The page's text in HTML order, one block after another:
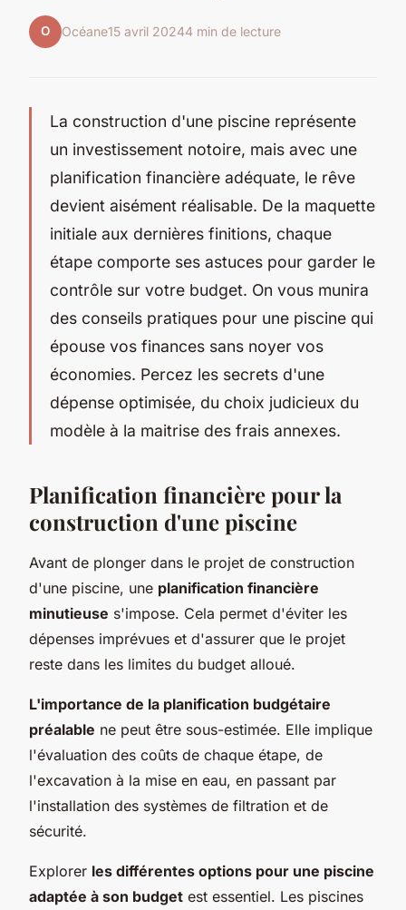
O Océane15 avril 20244 min de lecture
La construction d'une piscine représente
un investissement notoire, mais avec une
planification financière adéquate, le rêve
devient aisément réalisable. De la maquette
initiale aux dernières finitions, chaque
étape comporte ses astuces pour garder le
contrôle sur votre budget. On vous munira
des conseils pratiques pour une piscine qui
épouse vos finances sans noyer vos
économies. Percez les secrets d'une
dépense optimisée, du choix judicieux du
modèle à la maitrise des frais annexes.
Planification financière pour la
construction d'une piscine
Avant de plonger dans le projet de construction
d'une piscine, une planification financière
minutieuse s'impose. Cela permet d'éviter les
dépenses imprévues et d'assurer que le projet
reste dans les limites du budget alloué.
L'importance de la planification budgétaire
préalable ne peut être sous-estimée. Elle implique
l'évaluation des coûts de chaque étape, de
l'excavation à la mise en eau, en passant par
l'installation des systèmes de filtration et de
sécurité.
Explorer les différentes options pour une piscine
adaptée à son budget est essentiel. Les piscines